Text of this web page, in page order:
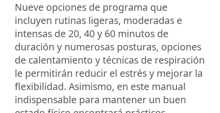
Nueve opciones de programa que
incluyen rutinas ligeras, moderadas e
intensas de 20, 40 y 60 minutos de
duración y numerosas posturas, opciones
de calentamiento y técnicas de respiración
le permitirán reducir el estrés y mejorar la
flexibilidad. Asimismo, en este manual
indispensable para mantener un buen